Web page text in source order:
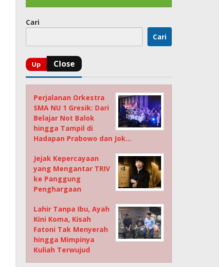
Cari
Cari
Perjalanan Orkestra
SMA NU 1 Gresik: Dari
Belajar Not Balok
hingga Tampil di
Hadapan Prabowo dan Jok…
Jejak Kepercayaan
yang Mengantar TRIV
ke Panggung
Penghargaan
Lahir Tanpa Ibu, Ayah
Kini Koma, Kisah
Fatoni Tak Menyerah
hingga Mimpinya
Kuliah Terwujud